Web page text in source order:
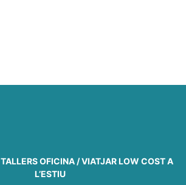
TALLERS OFICINA / VIATJAR LOW COST A
L’ESTIU